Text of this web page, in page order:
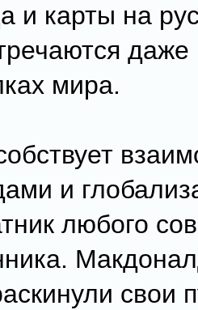
и карты на
мира.
и
любого
свои